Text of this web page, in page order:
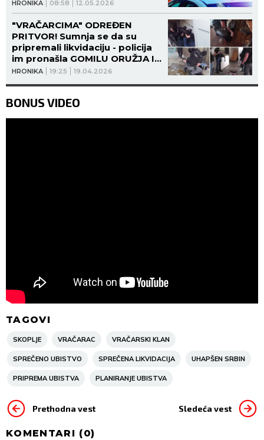
HRONIKA 08:58 12.05.2026
HRONIKA 19:25 19.04.2026
"VRAČARCIMA" ODREĐEN
PRITVOR! Sumnja se da su
pripremali likvidaciju - policija
im pronašla GOMILU ORUŽJA I
SILIKONSKU MASKU! (FOTO,
BONUS VIDEO
TAGOVI
SKOPLJE VRAČARAC VRAČARSKI KLAN
SPREČENO UBISTVO SPREČENA LIKVIDACIJA UHAPŠEN SRBIN
PRIPREMA UBISTVA PLANIRANJE UBISTVA
Prethodna vest Sledeća vest
KOMENTARI (0)